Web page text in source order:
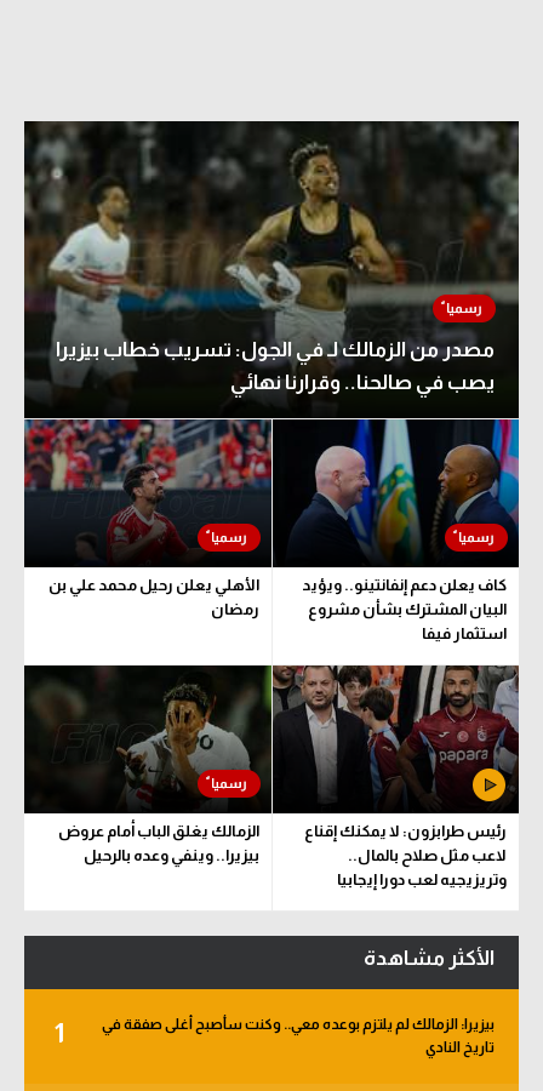
مصدر من الزمالك لـ في الجول: تسريب خطاب بيزيرا
يصب في صالحنا.. وقرارنا نهائي
كاف يعلن دعم إنفانتينو.. ويؤيد
البيان المشترك بشأن مشروع
استثمار فيفا
الأهلي يعلن رحيل محمد علي بن
رمضان
رئيس طرابزون: لا يمكنك إقناع
لاعب مثل صلاح بالمال..
وتريزيجيه لعب دورا إيجابيا
الزمالك يغلق الباب أمام عروض
بيزيرا.. وينفي وعده بالرحيل
الأكثر مشاهدة
1
بيزيرا: الزمالك لم يلتزم بوعده معي.. وكنت سأصبح أغلى صفقة في
تاريخ النادي